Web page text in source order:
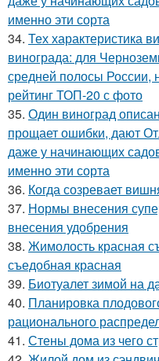
именно эти сорта
34. Тех характеристика
винограда: для
средней полосы России,
рейтинг ТОП-20 с фото
35. Один виноград
прощает ошибки, дают
даже у начинающих
именно эти сорта
36. Когда созревает
37. Нормы внесения
внесения удобрения
38. Жимолость красная
съедобная красная
39. Биотуалет зимой на
40. Планировка
рационального
41. Стены дома из чего